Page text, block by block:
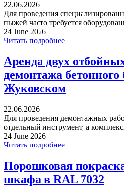
22.06.2026
Для проведения
пыжей часто требуется
24 June 2026
Читать подробнее
Аренда двух
демонтажа бетонного
Жуковском
22.06.2026
Для проведения демонтажных
отдельный инструмент, а
24 June 2026
Читать подробнее
Порошковая
шкафа в RAL 7032